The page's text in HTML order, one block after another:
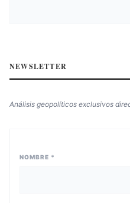
NEWSLETTER
Análisis geopolíticos exclusivos
NOMBRE *